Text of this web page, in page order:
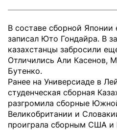
В составе сборной Японии
записал Юто Гондайра. В
казахстанцы забросили
Отличились Али Касенов,
Бутенко.
Ранее на Универсиаде в
студенческая сборная
разгромила сборные
Великобритании и
проиграла сборным США и